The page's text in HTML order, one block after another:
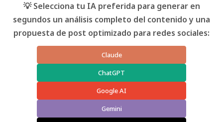
💡 Selecciona tu IA preferida para generar en
segundos un análisis completo del contenido y una
propuesta de post optimizado para redes sociales:
Claude
ChatGPT
Google AI
Gemini